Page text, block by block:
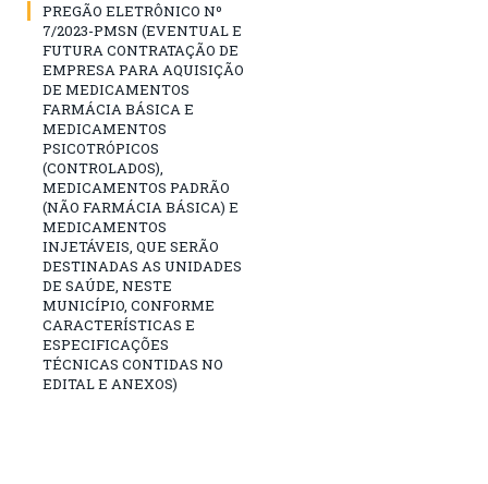
PREGÃO ELETRÔNICO Nº
7/2023-PMSN (EVENTUAL E
FUTURA CONTRATAÇÃO DE
EMPRESA PARA AQUISIÇÃO
DE MEDICAMENTOS
FARMÁCIA BÁSICA E
MEDICAMENTOS
PSICOTRÓPICOS
(CONTROLADOS),
MEDICAMENTOS PADRÃO
(NÃO FARMÁCIA BÁSICA) E
MEDICAMENTOS
INJETÁVEIS, QUE SERÃO
DESTINADAS AS UNIDADES
DE SAÚDE, NESTE
MUNICÍPIO, CONFORME
CARACTERÍSTICAS E
ESPECIFICAÇÕES
TÉCNICAS CONTIDAS NO
EDITAL E ANEXOS)